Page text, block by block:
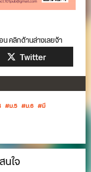
น คลิกด้านล่างเลยจ้า
Twitter
ม.5 ม.6
มี
ใจ